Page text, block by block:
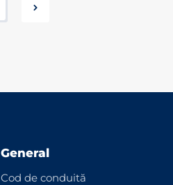
General
Cod de conduită